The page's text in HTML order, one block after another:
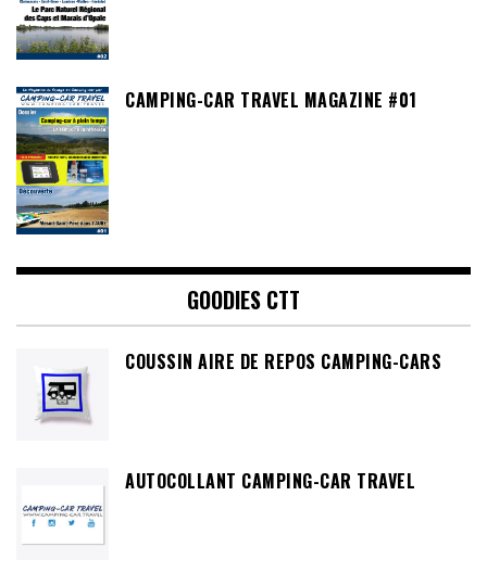
CAMPING-CAR TRAVEL MAGAZINE #01
GOODIES CTT
COUSSIN AIRE DE REPOS CAMPING-CARS
AUTOCOLLANT CAMPING-CAR TRAVEL